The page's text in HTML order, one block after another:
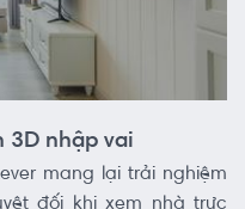
3D nhập vai
mang lại trải nghiệm
đối khi xem nhà trực